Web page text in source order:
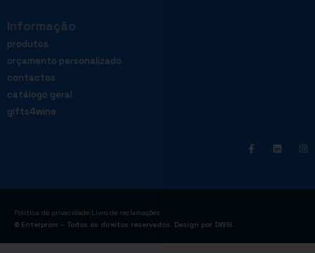
Informação
produtos
orçamento personalizado
contactos
catálogo geral
gifts4wine
Política de privacidade Livro de reclamações
© Enterprom – Todos os direitos reservados. Design por DWSI.